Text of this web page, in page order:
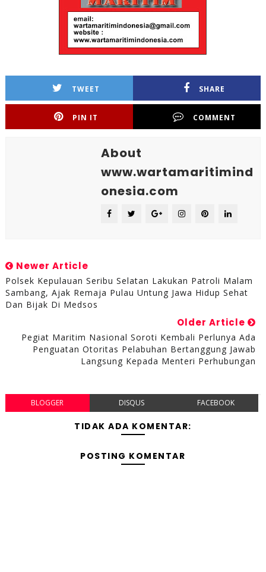
TWEET SHARE
PIN IT COMMENT
About
www.wartamaritimind
onesia.com
Newer Article
Polsek Kepulauan Seribu Selatan Lakukan Patroli Malam
Sambang, Ajak Remaja Pulau Untung Jawa Hidup Sehat
Dan Bijak Di Medsos
Older Article
Pegiat Maritim Nasional Soroti Kembali Perlunya Ada
Penguatan Otoritas Pelabuhan Bertanggung Jawab
Langsung Kepada Menteri Perhubungan
BLOGGER DISQUS FACEBOOK
TIDAK ADA KOMENTAR:
POSTING KOMENTAR